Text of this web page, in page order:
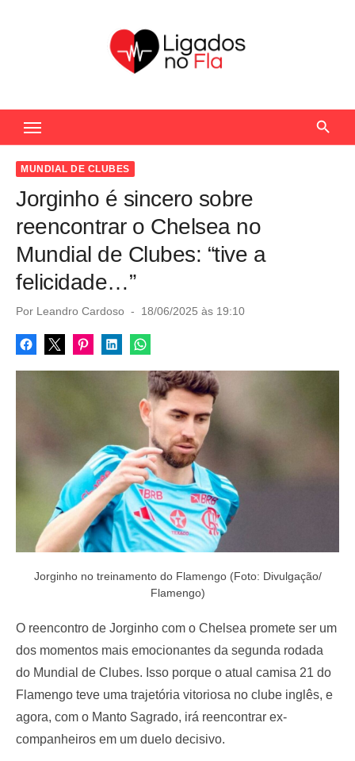
c
MUNDIAL DE CLUBES
Jorginho é sincero sobre
reencontrar o Chelsea no
Mundial de Clubes: “tive a
felicidade…”
Por Leandro Cardoso
P
s
t
o
n
18/06/2025 às 19:10
Jorginho no treinamento do Flamengo (Foto: Divulgação/
Flamengo)
O reencontro de Jorginho com o Chelsea promete ser um
dos momentos mais emocionantes da segunda rodada
do Mundial de Clubes. Isso porque o atual camisa 21 do
Flamengo teve uma trajetória vitoriosa no clube inglês, e
agora, com o Manto Sagrado, irá reencontrar ex-
companheiros em um duelo decisivo.